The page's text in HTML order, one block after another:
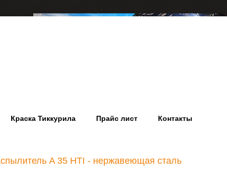
Краска Тиккурила Прайс лист Контакты
A 35 HTI - нержавеющая сталь